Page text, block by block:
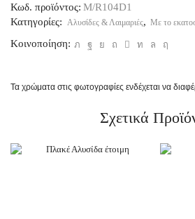
Κωδ. προϊόντος: M/R104D1
Κατηγορίες: Αλυσίδες & Λαιμαριές, Με το
Κοινοποίηση:
Τα χρώματα στις φωτογραφίες ενδέχεται να
Σχετικά